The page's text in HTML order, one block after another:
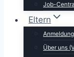
Job-
Eltern
Über uns